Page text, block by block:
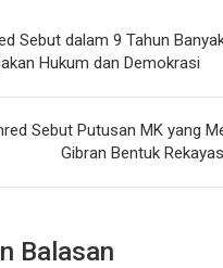
Sebut dalam 9 Tahun
Hukum dan Demokrasi
Sebut Putusan MK yang
Gibran Bentuk
Balasan